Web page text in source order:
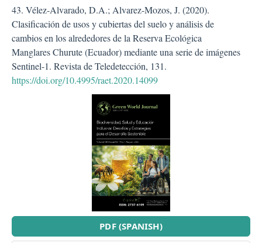
PDF (SPANISH)
43. Vélez-Alvarado, D.A.; Alvarez-Mozos, J. (2020).
Clasificación de usos y cubiertas del suelo y análisis de
cambios en los alrededores de la Reserva Ecológica
Manglares Churute (Ecuador) mediante una serie de imágenes
Sentinel-1. Revista de Teledetección, 131.
https://doi.org/10.4995/raet.2020.14099